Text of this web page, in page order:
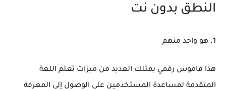
النطق بدون نت
1. هو واحد منهم
هذا قاموس رقمي يمتلك العديد من ميزات تعلم اللغة
المتقدمة لمساعدة المستخدمين على الوصول إلى المعرفة